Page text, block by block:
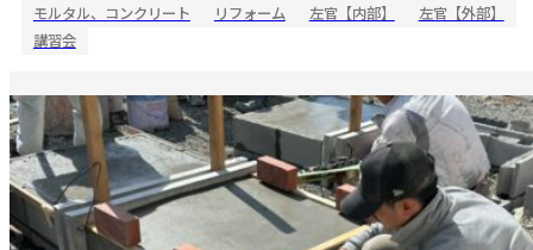
モルタル、コンクリート リフォーム 左官【内部】
左官【外部】
講習会